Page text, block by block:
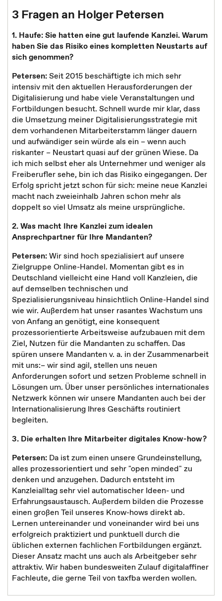
3 Fragen an Holger Petersen
1. Haufe:Sie hatten eine gut laufende Kanzlei. Warum
haben Sie das Risiko eines kompletten Neustarts auf
sich genommen?
Petersen:Seit 2015 beschäftigte ich mich sehr
intensiv mit den aktuellen Herausforderungen der
Digitalisierung und habe viele Veranstaltungen und
Fortbildungen besucht. Schnell wurde mir klar, dass
die Umsetzung meiner Digitalisierungsstrategie mit
dem vorhandenen Mitarbeiterstamm länger dauern
und aufwändiger sein würde als ein – wenn auch
riskanter – Neustart quasi auf der grünen Wiese. Da
ich mich selbst eher als Unternehmer und weniger als
Freiberufler sehe, bin ich das Risiko eingegangen. Der
Erfolg spricht jetzt schon für sich: meine neue Kanzlei
macht nach zweieinhalb Jahren schon mehr als
doppelt so viel Umsatz als meine ursprüngliche.
2. Was macht Ihre Kanzlei zum idealen
Ansprechpartner für Ihre Mandanten?
Petersen:Wir sind hoch spezialisiert auf unsere
Zielgruppe Online-Handel. Momentan gibt es in
Deutschland vielleicht eine Hand voll Kanzleien, die
auf demselben technischen und
Spezialisierungsniveau hinsichtlich Online-Handel sind
wie wir. Außerdem hat unser rasantes Wachstum uns
von Anfang an genötigt, eine konsequent
prozessorientierte Arbeitsweise aufzubauen mit dem
Ziel, Nutzen für die Mandanten zu schaffen. Das
spüren unsere Mandanten v. a. in der Zusammenarbeit
mit uns:– wir sind agil, stellen uns neuen
Anforderungen sofort und setzen Probleme schnell in
Lösungen um. Über unser persönliches internationales
Netzwerk können wir unsere Mandanten auch bei der
Internationalisierung Ihres Geschäfts routiniert
begleiten.
3. Die erhalten Ihre Mitarbeiter digitales Know-how?
Petersen: Da ist zum einen unsere Grundeinstellung,
alles prozessorientiert und sehr "open minded" zu
denken und anzugehen. Dadurch entsteht im
Kanzleialltag sehr viel automatischer Ideen- und
Erfahrungsaustausch. Außerdem bilden die Prozesse
einen großen Teil unseres Know-hows direkt ab.
Lernen untereinander und voneinander wird bei uns
erfolgreich praktiziert und punktuell durch die
üblichen externen fachlichen Fortbildungen ergänzt.
Dieser Ansatz macht uns auch als Arbeitgeber sehr
attraktiv. Wir haben bundesweiten Zulauf digitalaffiner
Fachleute, die gerne Teil von taxfba werden wollen.